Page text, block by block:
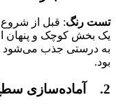
تست رنگ: قبل از شروع
یک بخش کوچک و پنهان
به درستی جذب می‌شود و
بود.
2. آماده‌سازی سطح